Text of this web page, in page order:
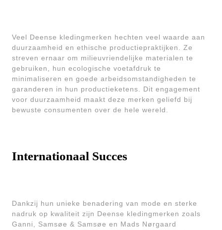
Veel Deense kledingmerken hechten veel waarde aan
duurzaamheid en ethische productiepraktijken. Ze
streven ernaar om milieuvriendelijke materialen te
gebruiken, hun ecologische voetafdruk te
minimaliseren en goede arbeidsomstandigheden te
garanderen in hun productieketens. Dit engagement
voor duurzaamheid maakt deze merken geliefd bij
bewuste consumenten over de hele wereld.
Internationaal Succes
Dankzij hun unieke benadering van mode en sterke
nadruk op kwaliteit zijn Deense kledingmerken zoals
Ganni, Samsøe & Samsøe en Mads Nørgaard